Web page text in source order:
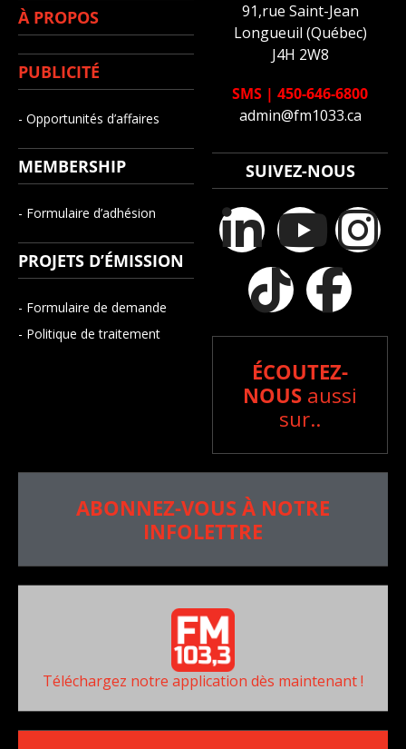
À PROPOS
PUBLICITÉ
- Opportunités d’affaires
MEMBERSHIP
- Formulaire d’adhésion
PROJETS D’ÉMISSION
- Formulaire de demande
- Politique de traitement
91,rue Saint-Jean
Longueuil (Québec)
J4H 2W8
SMS | 450-646-6800
admin@fm1033.ca
SUIVEZ-NOUS
ÉCOUTEZ-
NOUS aussi
sur..
ABONNEZ-VOUS À NOTRE
INFOLETTRE
Téléchargez notre application dès maintenant !